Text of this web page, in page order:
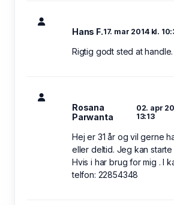
Hans F.17. mar 2014 kl.
Rigtig godt sted at handle.
Rosana
Parwanta
02. apr
13:13
Hej er 31 år og vil gerne
eller deltid. Jeg kan starte
Hvis i har brug for mig . I
telfon: 22854348